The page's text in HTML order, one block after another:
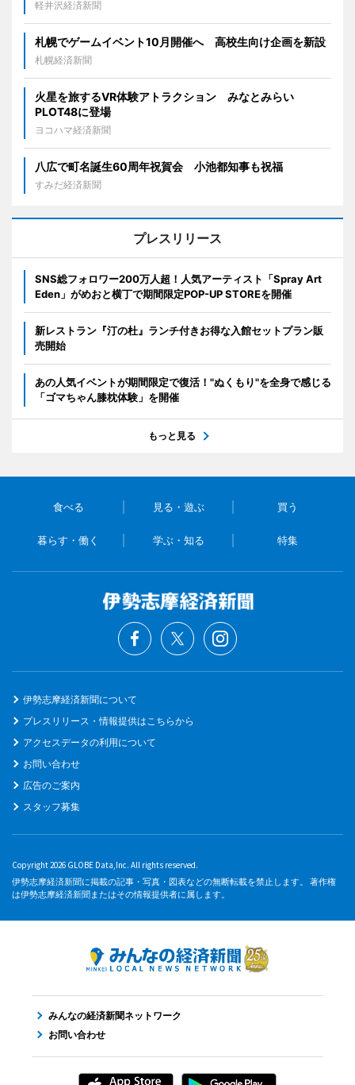
軽井沢経済新聞
札幌でゲームイベント10月開催へ 高校生向け企画を新設
札幌経済新聞
火星を旅するVR体験アトラクション みなとみらい
PLOT48に登場
ヨコハマ経済新聞
八広で町名誕生60周年祝賀会 小池都知事も祝福
すみだ経済新聞
プレスリリース
SNS総フォロワー200万人超！人気アーティスト「Spray Art
Eden」がめおと横丁で期間限定POP-UP STOREを開催
新レストラン『汀の杜』ランチ付きお得な入館セットプラン販
売開始
あの人気イベントが期間限定で復活！"ぬくもり"を全身で感じる
「ゴマちゃん膝枕体験」を開催
もっと見る
食べる 見る・遊ぶ 買う
暮らす・働く 学ぶ・知る 特集
伊勢志摩経済新聞について
プレスリリース・情報提供はこちらから
アクセスデータの利用について
お問い合わせ
広告のご案内
スタッフ募集
Copyright 2026 GLOBE Data,Inc. All rights reserved.
伊勢志摩経済新聞に掲載の記事・写真・図表などの無断転載を禁止します。 著作権
は伊勢志摩経済新聞またはその情報提供者に属します。
みんなの経済新聞ネットワーク
お問い合わせ